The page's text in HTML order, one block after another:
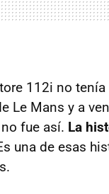
112i no
Le Mans y a
fue así. La
una de esas